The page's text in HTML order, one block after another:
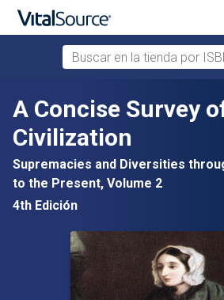
Saltar al contenido principal
Buscar en la tienda por
A Concise Survey
Civilization
Supremacies and Diversities
to the Present, Volume 2
4th Edición